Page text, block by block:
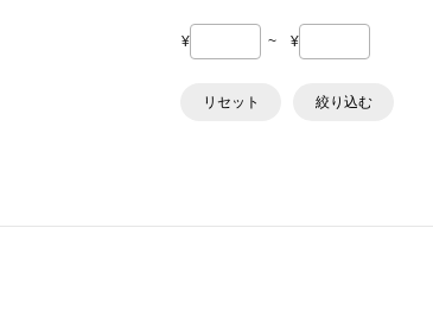
¥ ~ ¥
リセット 絞り込む